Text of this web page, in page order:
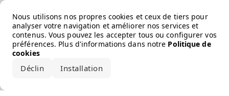
Nous utilisons nos propres cookies et ceux de tiers pour
analyser votre navigation et améliorer nos services et
contenus. Vous pouvez les accepter tous ou configurer vos
préférences. Plus d'informations dans notre Politique de
cookies
Déclin Installation
Error loading the brand